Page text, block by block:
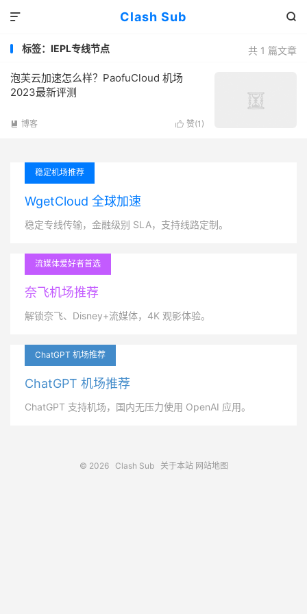
Clash Sub 

共 1 篇文章
标签：IEPL专线节点
泡芙云加速怎么样？PaofuCloud 机场
2023最新评测
 赞(1 )
 博客
稳定机场推荐
WgetCloud 全球加速
稳定专线传输，金融级别 SLA，支持线路定制。
流媒体爱好者首选
奈飞机场推荐
解锁奈飞、Disney+流媒体，4K 观影体验。
ChatGPT 机场推荐
ChatGPT 机场推荐
ChatGPT 支持机场，国内无压力使用 OpenAI 应用。
© 2026 Clash Sub 关于本站 网站地图